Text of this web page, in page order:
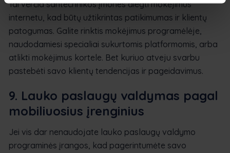
Tai verčia santechnikos įmones diegti mokėjimus
internetu, kad būtų užtikrintas patikimumas ir klientų
patogumas. Galite rinktis mokėjimus programėlėje,
naudodamiesi specialiai sukurtomis platformomis, arba
atlikti mokėjimus kortele. Bet kuriuo atveju svarbu
pastebėti savo klientų tendencijas ir pageidavimus.
9. Lauko paslaugų valdymas pagal
mobiliuosius įrenginius
Jei vis dar nenaudojate lauko paslaugų valdymo
programinės įrangos, kad pagerintumėte savo